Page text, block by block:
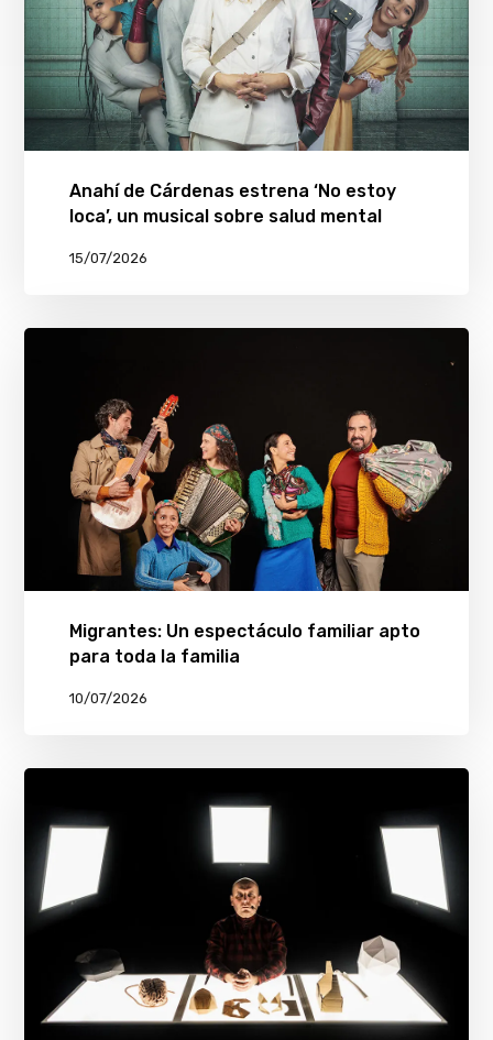
Anahí de Cárdenas estrena ‘No estoy
loca’, un musical sobre salud mental
15/07/2026
Migrantes: Un espectáculo familiar apto
para toda la familia
10/07/2026